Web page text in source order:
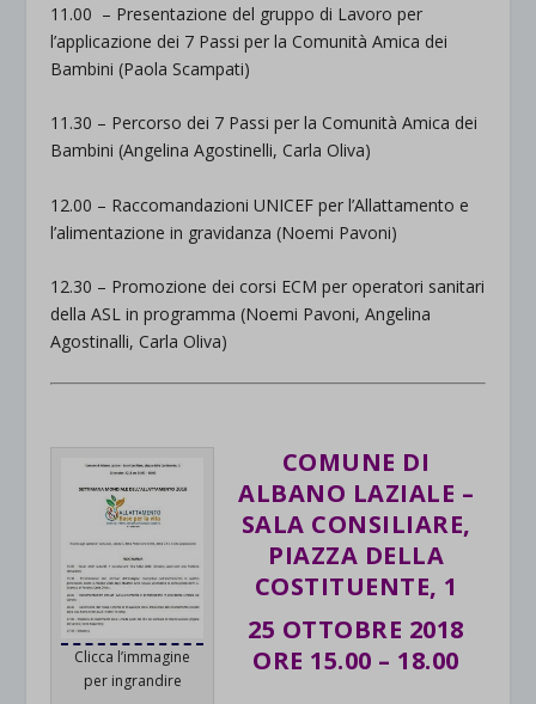
11.00 – Presentazione del gruppo di Lavoro per
l’applicazione dei 7 Passi per la Comunità Amica dei
Bambini (Paola Scampati)
11.30 – Percorso dei 7 Passi per la Comunità Amica dei
Bambini (Angelina Agostinelli, Carla Oliva)
12.00 – Raccomandazioni UNICEF per l’Allattamento e
l’alimentazione in gravidanza (Noemi Pavoni)
12.30 – Promozione dei corsi ECM per operatori sanitari
della ASL in programma (Noemi Pavoni, Angelina
Agostinalli, Carla Oliva)
Clicca l’immagine
per ingrandire
COMUNE DI
ALBANO LAZIALE –
SALA CONSILIARE,
PIAZZA DELLA
COSTITUENTE, 1
25 OTTOBRE 2018
ORE 15.00 – 18.00